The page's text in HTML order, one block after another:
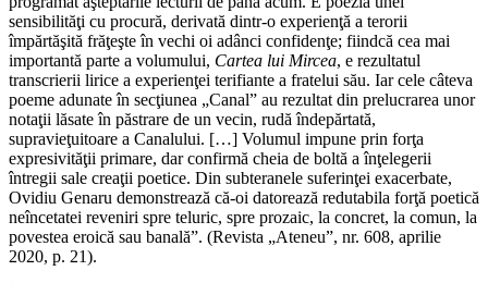
sensibilităţi cu procură, derivată dintr-o experienţă a terorii
împărtăşită frăţeşte în vechi oi adânci confidenţe; fiindcă cea mai
importantă parte a volumului, Cartea lui Mircea, e rezultatul
transcrierii lirice a experienţei terifiante a fratelui său. Iar cele câteva
poeme adunate în secţiunea „Canal” au rezultat din prelucrarea unor
notaţii lăsate în păstrare de un vecin, rudă îndepărtată,
supravieţuitoare a Canalului. […] Volumul impune prin forţa
expresivităţii primare, dar confirmă cheia de boltă a înţelegerii
întregii sale creaţii poetice. Din subteranele suferinţei exacerbate,
Ovidiu Genaru demonstrează că-oi datorează redutabila forţă poetică
neîncetatei reveniri spre teluric, spre prozaic, la concret, la comun, la
povestea eroică sau banală”. (Revista „Ateneu”, nr. 608, aprilie
2020, p. 21).